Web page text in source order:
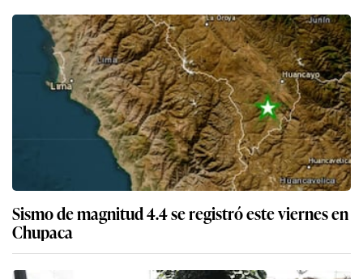
Sismo de magnitud 4.4 se registró este viernes en
Chupaca